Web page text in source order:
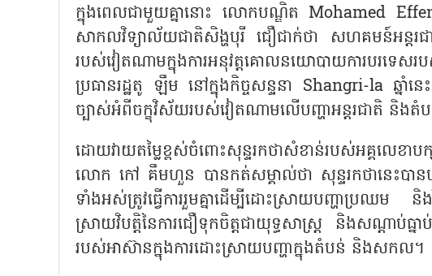
ក្នុងពេលជាមួយគ្នានោះ លោកបណ្ឌិត Mohamed
សាកលវិទ្យាល័យជាតិសិង្ហបុរី ជឿជាក់ថា សហគមន៍អន្តរជាតិ
របស់វៀតណាមក្នុងការអនុវត្តគោលនយោបាយការបរទេស
ប្រធានរដ្ឋតូ ឡឹម នៅក្នុងកិច្ចសន្ទនា Shangri-la ឆ្
ច្បាស់អំពីចក្ខុវិស័យរបស់វៀតណាមលើបញ្ហាអន្តរជាតិ និងតំ
ដោយវាយតម្លៃខ្ពស់ចំពោះសុន្ទរកថាសំខាន់របស់អគ្គលេខ
លោក កៅ គឹមហួន បានកត់សម្គាល់ថា សុន្ទរកថានេះបា
ទាំងអស់ត្រូវធ្វើការរួមគ្នាដើម្បីដោះស្រាយបញ្ហាប្រឈ
ស្រាយវិបត្តិនៃការជឿទុកចិត្តជាយុទ្ធសាស្ត្រ និងសណ្តាប់
របស់អាស៊ានក្នុងការដោះស្រាយបញ្ហាក្នុងតំបន់ និងសកល។